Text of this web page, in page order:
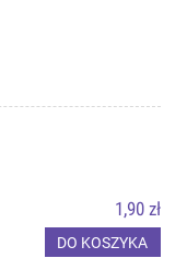
1,90 zł
DO KOSZYKA